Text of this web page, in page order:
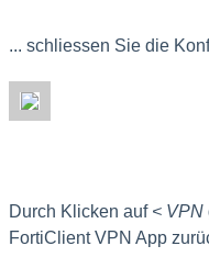
... schliessen Sie die
Durch Klicken auf < VPN
FortiClient VPN App